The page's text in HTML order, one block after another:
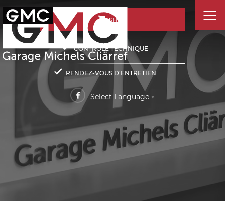
SHOP
CONTRÔLE TECHNIQUE
RENDEZ-VOUS D'ENTRETIEN
Select Language ▼